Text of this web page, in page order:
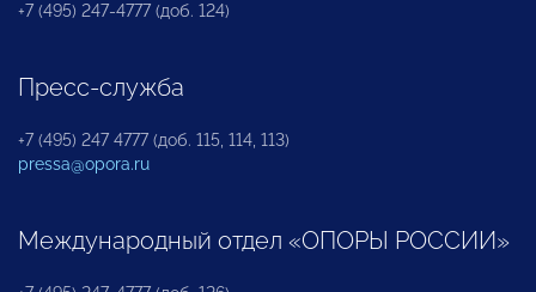
+7 (495) 247-4777 (доб. 124)
Пресс-служба
+7 (495) 247 4777 (доб. 115, 114, 113)
pressa@opora.ru
Международный отдел «ОПОРЫ РОССИИ»